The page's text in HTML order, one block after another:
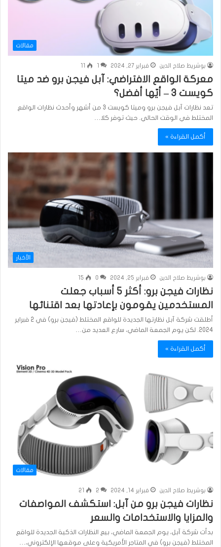
مقالات
بوشريط صلاح الدين فبراير 27, 2024 1
11
معركة الواقع الافتراضي: آبل فيجن برو ضد ميتا
كويست 3 – أيّها أفضل؟
تعد نظارات آبل فيجن برو وميتا كويست 3 من أشهر وأحدث نظارات الواقع
المختلط في الوقت الحالي. حيث توفر كلا…
أكمل القراءة »
الأخبار
بوشريط صلاح الدين فبراير 25, 2024 0
15
نظارات فيجن برو: أكثر 5 أسباب جعلت
المستخدمين يقومون بإعادتها بعد اقتنائها
أطلقت شركة آبل نظارتها الجديدة للواقع المختلط (فيجن برو) في 2 فبراير
2024. لكن يوم الجمعة الماضي، سارع العديد من…
أكمل القراءة »
مقالات
بوشريط صلاح الدين فبراير 14, 2024 2
21
نظارات فيجن برو من آبل: استكشف المواصفات
والمزايا والاستخدامات والسعر
بدأت شركة آبل، يوم الجمعة الماضي، بيع النظارات الذكية الجديدة للواقع
المختلط (فيجن برو) في المتاجر الأمريكية وعلى موقعها الإلكتروني،…